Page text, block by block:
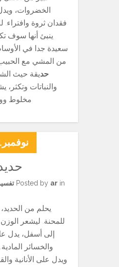
الخضروات،
فقدان ثروة وافتراء.
ينبئ أنها سوف
سعيدة جدا في
من المشي مع
حديقة حيث
والنباتات وتكثر،
مخلوط
Posted by arin
يحلم من
للمحنة. ليشعر الوزن
إلى أسفل، يدل
والخسائر
ويدل على الأنانية
نوفمبر.